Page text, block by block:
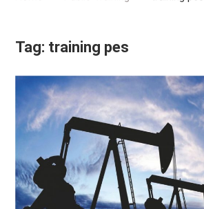
Tag: training pes